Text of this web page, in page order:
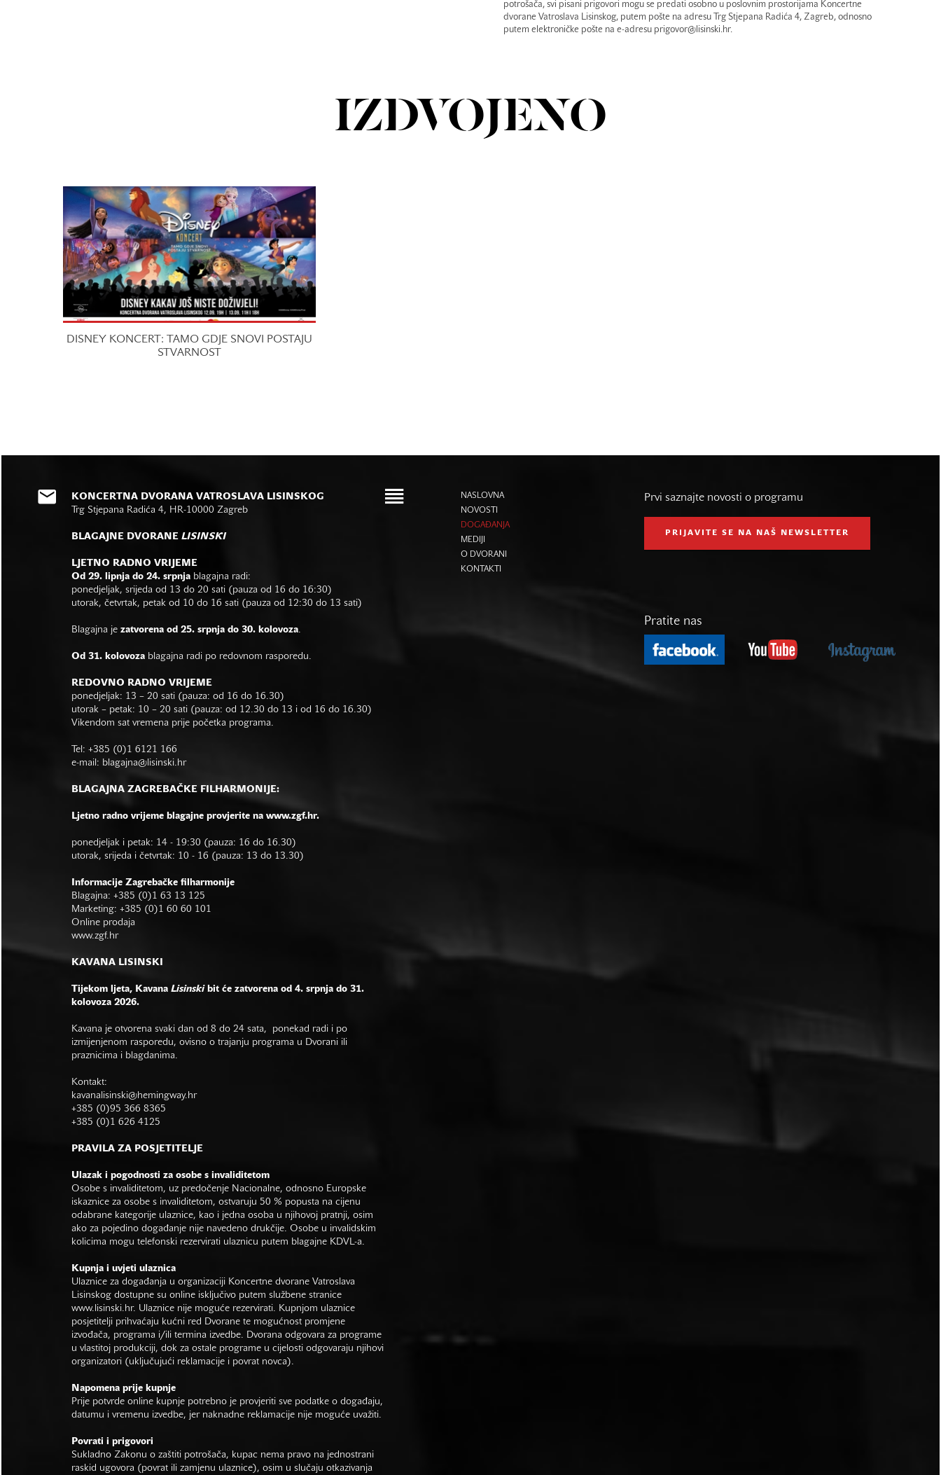
potrošača, svi pisani prigovori mogu se predati osobno u poslovnim prostorijama Koncertne
dvorane Vatroslava Lisinskog, putem pošte na adresu Trg Stjepana Radića 4, Zagreb, odnosno
putem elektroničke pošte na e-adresu prigovor@lisinski.hr.
IZDVOJENO
DISNEY KONCERT: TAMO GDJE SNOVI POSTAJU
STVARNOST
KONCERTNA DVORANA VATROSLAVA LISINSKOG
Trg Stjepana Radića 4, HR-10000 Zagreb
BLAGAJNE DVORANE LISINSKI
LJETNO RADNO VRIJEME
Od 29. lipnja do 24. srpnja blagajna radi:
ponedjeljak, srijeda od 13 do 20 sati (pauza od 16 do 16:30)
utorak, četvrtak, petak od 10 do 16 sati (pauza od 12:30 do 13 sati)
Blagajna je zatvorena od 25. srpnja do 30. kolovoza.
Od 31. kolovoza blagajna radi po redovnom rasporedu.
REDOVNO RADNO VRIJEME
ponedjeljak: 13 – 20 sati (pauza: od 16 do 16.30)
utorak – petak: 10 – 20 sati (pauza: od 12.30 do 13 i od 16 do 16.30)
Vikendom sat vremena prije početka programa.
Tel: +385 (0)1 6121 166
e-mail: blagajna@lisinski.hr
BLAGAJNA ZAGREBAČKE FILHARMONIJE:
Ljetno radno vrijeme blagajne provjerite na www.zgf.hr.
ponedjeljak i petak: 14 - 19:30 (pauza: 16 do 16.30)
utorak, srijeda i četvrtak: 10 - 16 (pauza: 13 do 13.30)
Informacije Zagrebačke filharmonije
Blagajna: +385 (0)1 63 13 125
Marketing: +385 (0)1 60 60 101
Online prodaja
www.zgf.hr
KAVANA LISINSKI
Tijekom ljeta, Kavana Lisinskibit će zatvorena od 4. srpnja do 31.
kolovoza 2026.
Kavana je otvorena svaki dan od 8 do 24 sata, ponekad radi i po
izmijenjenom rasporedu, ovisno o trajanju programa u Dvorani ili
praznicima i blagdanima.
Kontakt:
kavanalisinski@hemingway.hr
+385 (0)95 366 8365
+385 (0)1 626 4125
PRAVILA ZA POSJETITELJE
Ulazak i pogodnosti za osobe s invaliditetom
Osobe s invaliditetom, uz predočenje Nacionalne, odnosno Europske
iskaznice za osobe s invaliditetom, ostvaruju 50 % popusta na cijenu
odabrane kategorije ulaznice, kao i jedna osoba u njihovoj pratnji, osim
ako za pojedino događanje nije navedeno drukčije. Osobe u invalidskim
kolicima mogu telefonski rezervirati ulaznicu putem blagajne KDVL-a.
Kupnja i uvjeti ulaznica
Ulaznice za događanja u organizaciji Koncertne dvorane Vatroslava
Lisinskog dostupne su online isključivo putem službene stranice
www.lisinski.hr. Ulaznice nije moguće rezervirati. Kupnjom ulaznice
posjetitelji prihvaćaju kućni red Dvorane te mogućnost promjene
izvođača, programa i/ili termina izvedbe. Dvorana odgovara za programe
u vlastitoj produkciji, dok za ostale programe u cijelosti odgovaraju njihovi
organizatori (uključujući reklamacije i povrat novca).
Napomena prije kupnje
Prije potvrde online kupnje potrebno je provjeriti sve podatke o događaju,
datumu i vremenu izvedbe, jer naknadne reklamacije nije moguće uvažiti.
Povrati i prigovori
Sukladno Zakonu o zaštiti potrošača, kupac nema pravo na jednostrani
raskid ugovora (povrat ili zamjenu ulaznice), osim u slučaju otkazivanja
NASLOVNA
NOVOSTI
DOGAĐANJA
MEDIJI
O DVORANI
KONTAKTI
Prvi saznajte novosti o programu
PRIJAVITE SE NA NAŠ NEWSLETTER
Pratite nas